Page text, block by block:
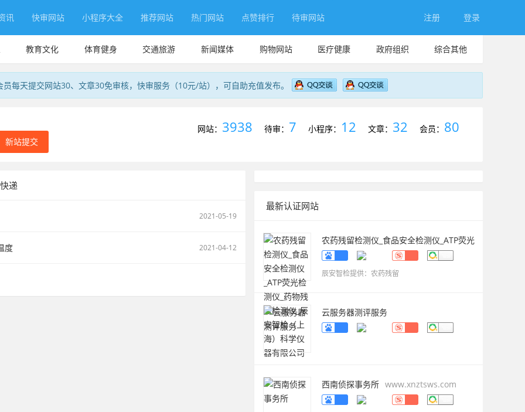
讯 快审网站 小程序大全 推荐网站 热门网站 点赞排行 待审网站 注册 登录
教育文化 体育健身 交通旅游 新闻媒体 购物网站 医疗健康 政府组织 综合其他
每天提交网站30、文章30免审核，快审服务（10元/站），可自助充值发布。
新站提交
网站： 3938 待审： 7 小程序： 12 文章： 32 会员： 80
递
2021-05-19
度 2021-04-12
最新认证网站
农药残留检测仪_食品安全检测仪_ATP荧光
检测仪_药物残留检测仪_辰安智检（上海）
科学仪器有限公司 www.caience.com
辰安智检提供：农药残留
云服务器测评服务
www.gwvpsceping.com
西南侦探事务所 www.xnztsws.com